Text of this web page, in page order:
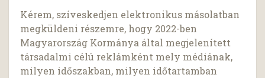
Kérem, szíveskedjen elektronikus másolatban
megküldeni részemre, hogy 2022-ben
Magyarország Kormánya által megjelenített
társadalmi célú reklámként mely médiának,
milyen időszakban, milyen időtartamban